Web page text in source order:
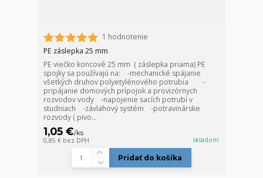
1 hodnotenie
PE záslepka 25 mm
PE viečko koncové 25 mm ( záslepka priama) PE
spojky sa používajú na: -mechanické spájanie
všetkých druhov polyetylénového potrubia -
pripájanie domových prípojok a provizórnych
rozvodov vody -napojenie sacích potrubí v
studniach -závlahový systém -potravinárske
rozvody ( pivo...
1,05 €/ks
0,85 € bez DPH skladom
Pridať do košíka